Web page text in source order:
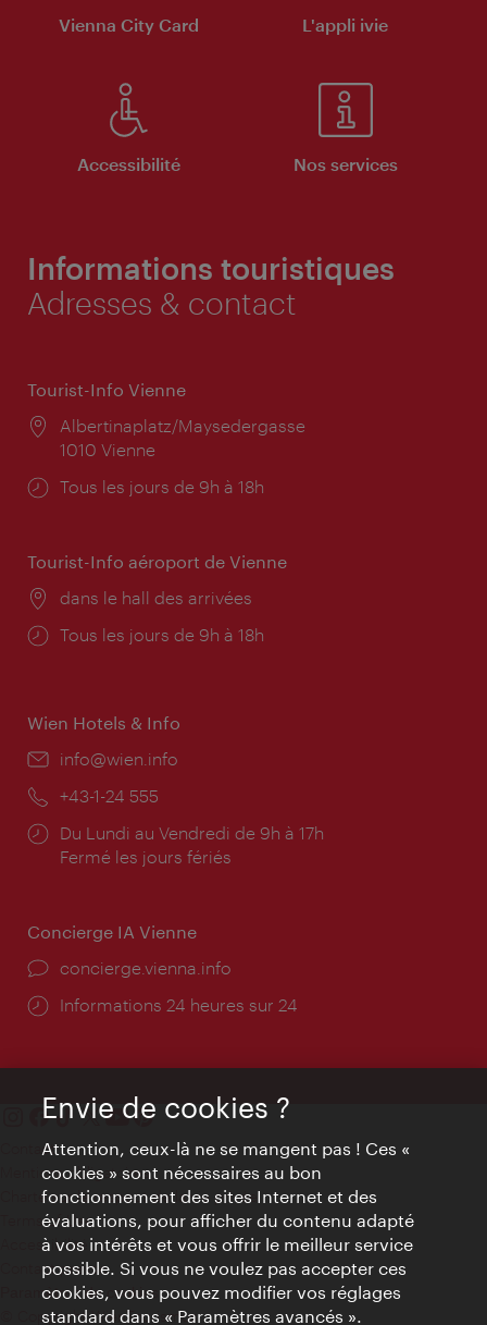
Vienna City Card L'appli ivie
Accessibilité Nos services
Informations touristiques
Adresses & contact
Tourist-Info Vienne
Lieu:
Albertinaplatz/Maysedergasse
1010 Vienne
Horaires
Tous les jours de 9h à 18h
Tourist-Info aéroport de Vienne
Lieu:
dans le hall des arrivées
Horaires
Tous les jours de 9h à 18h
Wien Hotels & Info
E-
info@wien.info
Téléphone:
+43-1-24 555
Horaires
d'ouverture:
Du Lundi au Vendredi de 9h à 17h
Fermé les jours fériés
Concierge IA Vienne
Ort:
concierge.vienna.info
Öffnungszeiten:
Informations 24 heures sur 24
Contact
Mentions obligatoires
Charte sur le respect de la vie privée
Terms of Use
Accessibilité
Contact presse
Paramètres de cookies
© Copyright WienTourismus
Envie de cookies ?
Attention, ceux-là ne se mangent pas ! Ces «
cookies » sont nécessaires au bon
fonctionnement des sites Internet et des
évaluations, pour afficher du contenu adapté
à vos intérêts et vous offrir le meilleur service
possible. Si vous ne voulez pas accepter ces
cookies, vous pouvez modifier vos réglages
standard dans « Paramètres avancés ».